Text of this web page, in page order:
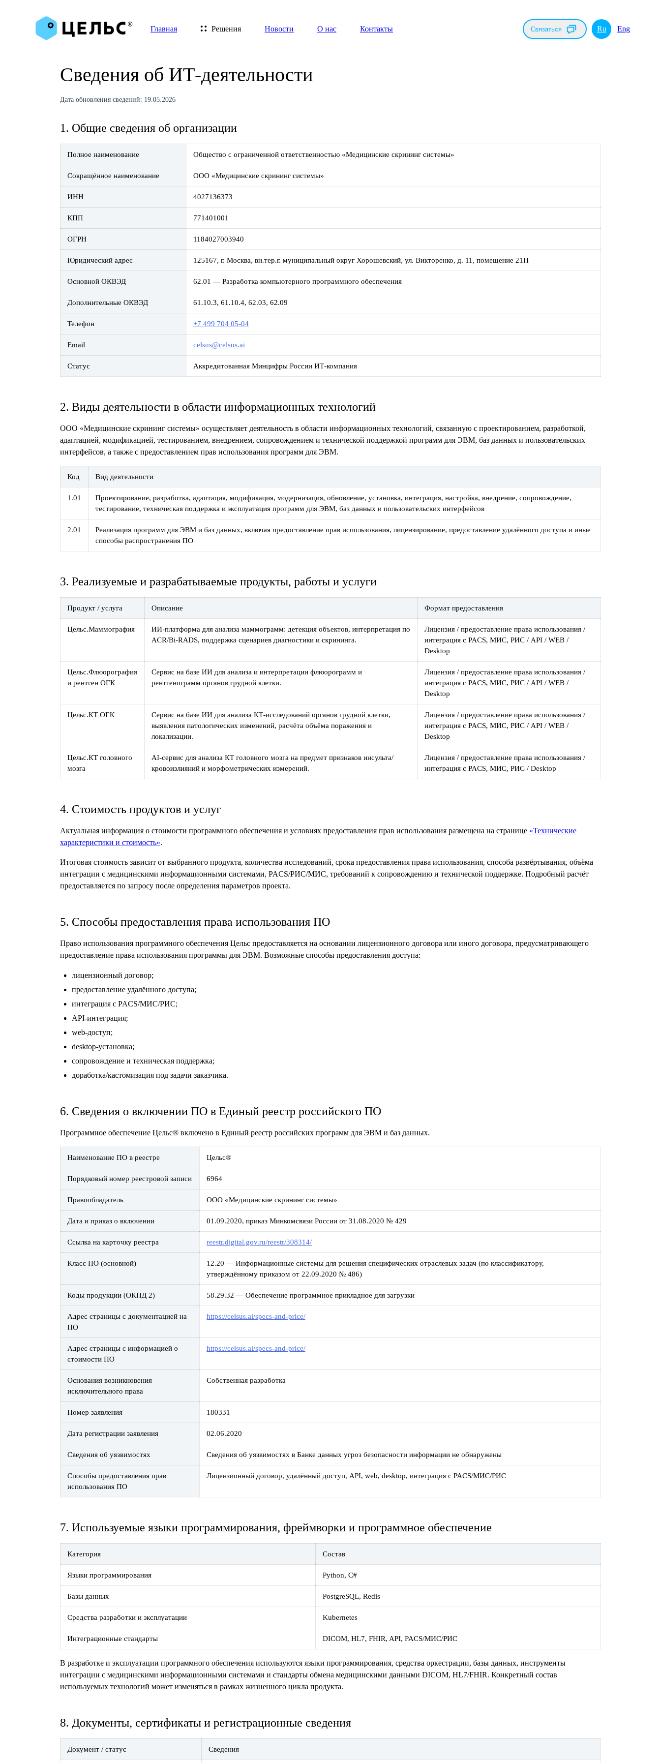
Главная Решения Новости О нас Контакты Связаться Ru Eng
Сведения об ИТ-деятельности
Дата обновления сведений: 19.05.2026
1. Общие сведения об организации
Полное наименование Общество с ограниченной ответственностью «Медицинские скрининг системы»
Сокращённое наименование ООО «Медицинские скрининг системы»
ИНН 4027136373
КПП 771401001
ОГРН 1184027003940
Юридический адрес 125167, г. Москва, вн.тер.г. муниципальный округ Хорошевский, ул. Викторенко, д. 11, помещение 21Н
Основной ОКВЭД 62.01 — Разработка компьютерного программного обеспечения
Дополнительные ОКВЭД 61.10.3, 61.10.4, 62.03, 62.09
Телефон +7 499 704 05-04
Email celsus@celsus.ai
Статус Аккредитованная Минцифры России ИТ-компания
2. Виды деятельности в области информационных технологий
ООО «Медицинские скрининг системы» осуществляет деятельность в области информационных технологий, связанную с проектированием, разработкой,
адаптацией, модификацией, тестированием, внедрением, сопровождением и технической поддержкой программ для ЭВМ, баз данных и пользовательских
интерфейсов, а также с предоставлением прав использования программ для ЭВМ.
Код Вид деятельности
1.01
Проектирование, разработка, адаптация, модификация, модернизация, обновление, установка, интеграция, настройка, внедрение, сопровождение,
тестирование, техническая поддержка и эксплуатация программ для ЭВМ, баз данных и пользовательских интерфейсов
2.01
Реализация программ для ЭВМ и баз данных, включая предоставление прав использования, лицензирование, предоставление удалённого доступа и иные
способы распространения ПО
3. Реализуемые и разрабатываемые продукты, работы и услуги
Продукт / услуга Описание Формат предоставления
Цельс.Маммография
ИИ-платформа для анализа маммограмм: детекция объектов, интерпретация по
ACR/Bi-RADS, поддержка сценариев диагностики и скрининга.
Лицензия / предоставление права использования /
интеграция с PACS, МИС, РИС / API / WEB /
Desktop
Цельс.Флюорография
и рентген ОГК
Сервис на базе ИИ для анализа и интерпретации флюорограмм и
рентгенограмм органов грудной клетки.
Лицензия / предоставление права использования /
интеграция с PACS, МИС, РИС / API / WEB /
Desktop
Цельс.КТ ОГК
Сервис на базе ИИ для анализа КТ-исследований органов грудной клетки,
выявления патологических изменений, расчёта объёма поражения и
локализации.
Лицензия / предоставление права использования /
интеграция с PACS, МИС, РИС / API / WEB /
Desktop
Цельс.КТ головного
мозга
AI-сервис для анализа КТ головного мозга на предмет признаков инсульта/
кровоизлияний и морфометрических измерений.
Лицензия / предоставление права использования /
интеграция с PACS, МИС, РИС / Desktop
4. Стоимость продуктов и услуг
Актуальная информация о стоимости программного обеспечения и условиях предоставления прав использования размещена на странице «Технические
характеристики и стоимость».
Итоговая стоимость зависит от выбранного продукта, количества исследований, срока предоставления права использования, способа развёртывания, объёма
интеграции с медицинскими информационными системами, PACS/РИС/МИС, требований к сопровождению и технической поддержке. Подробный расчёт
предоставляется по запросу после определения параметров проекта.
5. Способы предоставления права использования ПО
Право использования программного обеспечения Цельс предоставляется на основании лицензионного договора или иного договора, предусматривающего
предоставление права использования программы для ЭВМ. Возможные способы предоставления доступа:
лицензионный договор;
предоставление удалённого доступа;
интеграция с PACS/МИС/РИС;
API-интеграция;
web-доступ;
desktop-установка;
сопровождение и техническая поддержка;
доработка/кастомизация под задачи заказчика.
6. Сведения о включении ПО в Единый реестр российского ПО
Программное обеспечение Цельс® включено в Единый реестр российских программ для ЭВМ и баз данных.
Наименование ПО в реестре Цельс®
Порядковый номер реестровой записи 6964
Правообладатель ООО «Медицинские скрининг системы»
Дата и приказ о включении 01.09.2020, приказ Минкомсвязи России от 31.08.2020 № 429
Ссылка на карточку реестра reestr.digital.gov.ru/reestr/308314/
Класс ПО (основной)
12.20 — Информационные системы для решения специфических отраслевых задач (по классификатору,
утверждённому приказом от 22.09.2020 № 486)
Коды продукции (ОКПД 2) 58.29.32 — Обеспечение программное прикладное для загрузки
Адрес страницы с документацией на
ПО
https://celsus.ai/specs-and-price/
Адрес страницы с информацией о
стоимости ПО
https://celsus.ai/specs-and-price/
Основания возникновения
исключительного права
Собственная разработка
Номер заявления 180331
Дата регистрации заявления 02.06.2020
Сведения об уязвимостях Сведения об уязвимостях в Банке данных угроз безопасности информации не обнаружены
Способы предоставления прав
использования ПО
Лицензионный договор, удалённый доступ, API, web, desktop, интеграция с PACS/МИС/РИС
7. Используемые языки программирования, фреймворки и программное обеспечение
Категория Состав
Языки программирования Python, C#
Базы данных PostgreSQL, Redis
Средства разработки и эксплуатации Kubernetes
Интеграционные стандарты DICOM, HL7, FHIR, API, PACS/МИС/РИС
В разработке и эксплуатации программного обеспечения используются языки программирования, средства оркестрации, базы данных, инструменты
интеграции с медицинскими информационными системами и стандарты обмена медицинскими данными DICOM, HL7/FHIR. Конкретный состав
используемых технологий может изменяться в рамках жизненного цикла продукта.
8. Документы, сертификаты и регистрационные сведения
Документ / статус Сведения